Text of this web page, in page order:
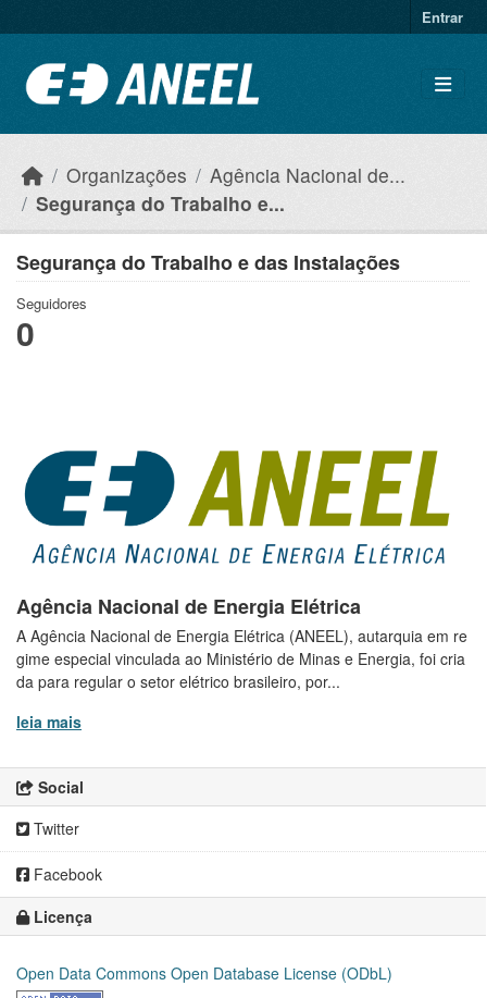
Entrar
Organizações
Agência Nacional de...
Segurança do Trabalho e...
Segurança do Trabalho e das Instalações
Seguidores
0
Agência Nacional de Energia Elétrica
A Agência Nacional de Energia Elétrica (ANEEL), autarquia em re
gime especial vinculada ao Ministério de Minas e Energia, foi cria
da para regular o setor elétrico brasileiro, por...
leia mais
Social
Twitter
Facebook
Licença
Open Data Commons Open Database License (ODbL)